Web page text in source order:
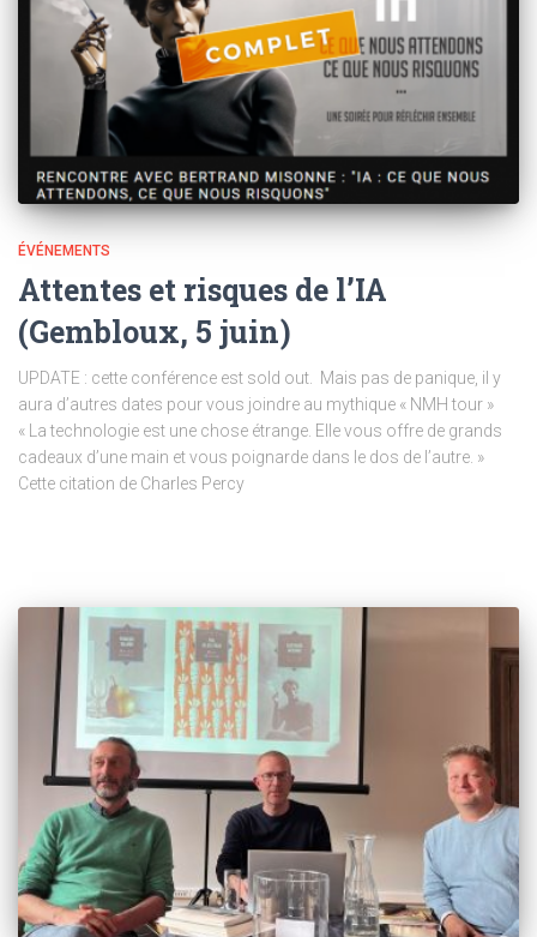
ÉVÉNEMENTS
Attentes et risques de l’IA
(Gembloux, 5 juin)
UPDATE : cette conférence est sold out. Mais pas de panique, il y
aura d’autres dates pour vous joindre au mythique « NMH tour »
« La technologie est une chose étrange. Elle vous offre de grands
cadeaux d’une main et vous poignarde dans le dos de l’autre. »
Cette citation de Charles Percy